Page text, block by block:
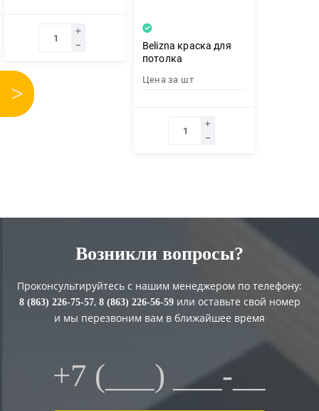
Строительство
>
Belizna краска для
потолка
Цена за шт
Возникли вопросы?
Проконсультируйтесь с нашим менеджером по телефону:
8 (863) 226-75-57, 8 (863) 226-56-59или оставьте свой номер
и мы перезвоним вам в ближайшее время